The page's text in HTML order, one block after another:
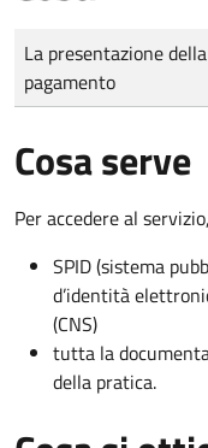
Tipo di pagamento
Importo
La presentazione
pagamento
Cosa serve
Per accedere al
SPID (sistema
d’identità
(CNS)
tutta la
della pratica.